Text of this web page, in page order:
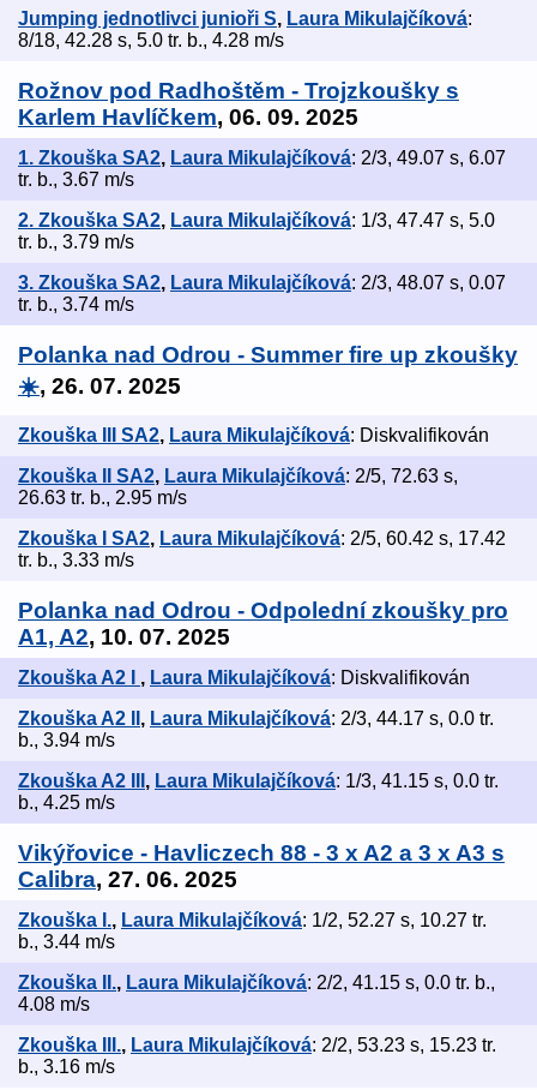
Jumping jednotlivci junioři S, Laura Mikulajčíková:
8/18, 42.28 s, 5.0 tr. b., 4.28 m/s
Rožnov pod Radhoštěm - Trojzkoušky s
Karlem Havlíčkem, 06. 09. 2025
1. Zkouška SA2, Laura Mikulajčíková: 2/3, 49.07 s, 6.07
tr. b., 3.67 m/s
2. Zkouška SA2, Laura Mikulajčíková: 1/3, 47.47 s, 5.0
tr. b., 3.79 m/s
3. Zkouška SA2, Laura Mikulajčíková: 2/3, 48.07 s, 0.07
tr. b., 3.74 m/s
Polanka nad Odrou - Summer fire up zkoušky
☀️, 26. 07. 2025
Zkouška III SA2, Laura Mikulajčíková: Diskvalifikován
Zkouška II SA2, Laura Mikulajčíková: 2/5, 72.63 s,
26.63 tr. b., 2.95 m/s
Zkouška I SA2, Laura Mikulajčíková: 2/5, 60.42 s, 17.42
tr. b., 3.33 m/s
Polanka nad Odrou - Odpolední zkoušky pro
A1, A2, 10. 07. 2025
Zkouška A2 I , Laura Mikulajčíková: Diskvalifikován
Zkouška A2 II , Laura Mikulajčíková: 2/3, 44.17 s, 0.0 tr.
b., 3.94 m/s
Zkouška A2 III , Laura Mikulajčíková: 1/3, 41.15 s, 0.0 tr.
b., 4.25 m/s
Vikýřovice - Havliczech 88 - 3 x A2 a 3 x A3 s
Calibra, 27. 06. 2025
Zkouška I., Laura Mikulajčíková: 1/2, 52.27 s, 10.27 tr.
b., 3.44 m/s
Zkouška II., Laura Mikulajčíková: 2/2, 41.15 s, 0.0 tr. b.,
4.08 m/s
Zkouška III., Laura Mikulajčíková: 2/2, 53.23 s, 15.23 tr.
b., 3.16 m/s